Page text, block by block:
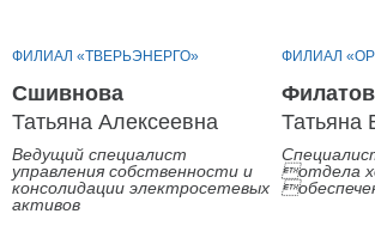
ФИЛИАЛ «ТВЕРЬЭНЕРГО»
Сшивнова
Татьяна Алексеевна
Ведущий специалист
управления собственности и
консолидации электросетевых
активов
ФИЛИАЛ
Татьяна
отдела